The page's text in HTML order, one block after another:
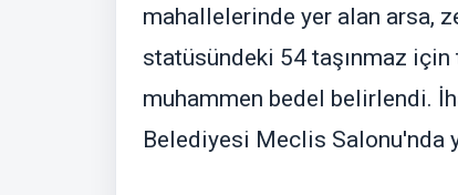
mahallelerinde yer alan arsa,
statüsündeki 54 taşınmaz
muhammen bedel belirlendi.
Belediyesi Meclis Salonu'nda